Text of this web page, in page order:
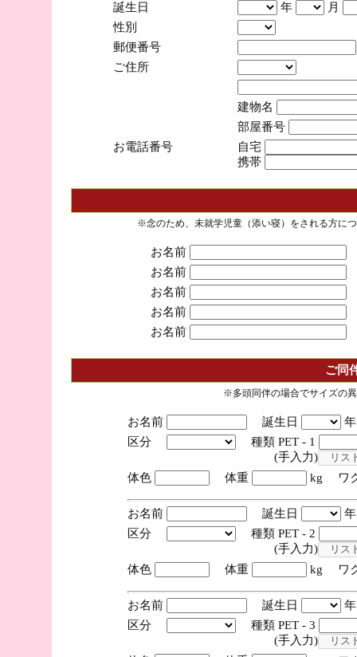
誕生日
年
月
性別
郵便番号
ご住所
建物名
部屋番号
お電話番号
自宅
携帯
※念のため、未就学児童（添い寝）をされる方に
お名前
お名前
お名前
お名前
お名前
ご同
※多頭同伴の場合でサイズの
お名前 誕生日
区分
種類 PET - 1
(手入力)
体色
体重 kg ワ
お名前 誕生日
区分
種類 PET - 2
(手入力)
体色
体重 kg ワ
お名前 誕生日
区分
種類 PET - 3
(手入力)